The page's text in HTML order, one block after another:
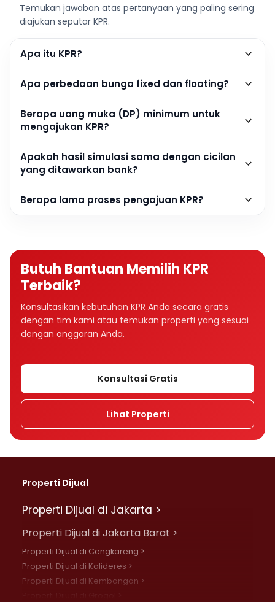
Temukan jawaban atas pertanyaan yang paling sering
diajukan seputar KPR.
Apa itu KPR?
Apa perbedaan bunga fixed dan floating?
Berapa uang muka (DP) minimum untuk
mengajukan KPR?
Apakah hasil simulasi sama dengan cicilan
yang ditawarkan bank?
Berapa lama proses pengajuan KPR?
Butuh Bantuan Memilih KPR
Terbaik?
Konsultasikan kebutuhan KPR Anda secara gratis
dengan tim kami atau temukan properti yang sesuai
dengan anggaran Anda.
Konsultasi Gratis
Lihat Properti
Properti Dijual
Properti Dijual di Jakarta >
Properti Dijual di Jakarta Barat >
Properti Dijual di Cengkareng >
Properti Dijual di Kalideres >
Properti Dijual di Kembangan >